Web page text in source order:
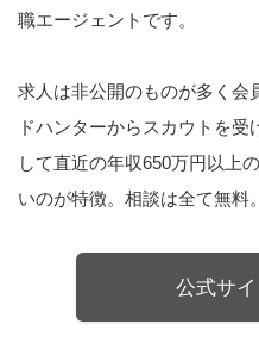
職エージェントです。
求人は非公開のものが多く会
ドハンターからスカウトを
して直近の年収650万円以上
いのが特徴。相談は全て無料。
公式サ